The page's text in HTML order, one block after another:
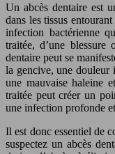
Un abcès dentaire est
dans les tissus
infection bactérienne
traitée, d’une blessure
dentaire peut se
la gencive, une douleur
une mauvaise haleine
traitée peut créer un
une infection profonde
Il est donc essentiel de
suspectez un abcès